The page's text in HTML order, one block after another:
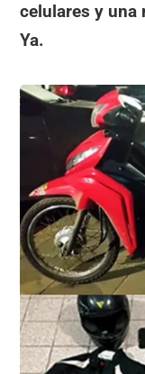
celulares y una
Ya.